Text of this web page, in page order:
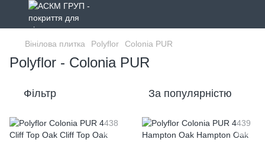
Вінілова плитка Polyflor Colonia PUR
Polyflor - Colonia PUR
Фільтр За популярністю